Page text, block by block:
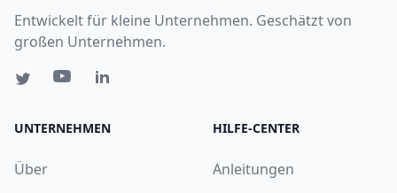
Entwickelt für kleine Unternehmen. Geschätzt von
großen Unternehmen.
UNTERNEHMEN
Über
HILFE-CENTER
Anleitungen